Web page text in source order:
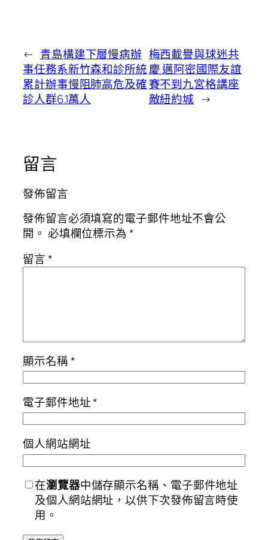
← 青島構建下層慢病辦
事任務系新竹森和診所統
累計辦事慢阻肺高危及確
診人群6.1萬人
梅西載譽與球迷共
慶 邁阿密國際友誼
賽不到九宮格講座
敵紐約城 →
留言
發佈留言
發佈留言必須填寫的電子郵件地址不會公
開。 必填欄位標示為*
留言*
顯示名稱*
電子郵件地址*
個人網站網址
在瀏覽器中儲存顯示名稱、電子郵件地址
及個人網站網址，以供下次發佈留言時使
用。